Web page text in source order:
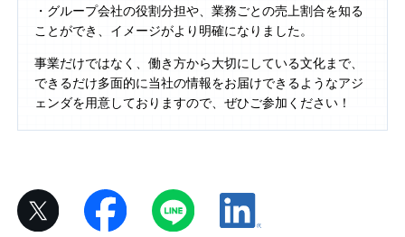
・グループ会社の役割分担や、業務ごとの売上割合を知る
ことができ、イメージがより明確になりました。
事業だけではなく、働き方から大切にしている文化まで、
できるだけ多面的に当社の情報をお届けできるようなアジ
ェンダを用意しておりますので、ぜひご参加ください！